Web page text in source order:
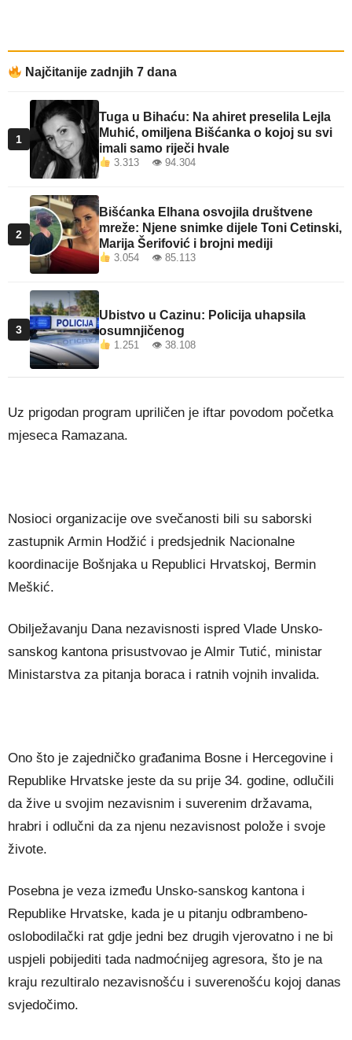
Najčitanije zadnjih 7 dana
1
Tuga u Bihaću: Na ahiret preselila Lejla
Muhić, omiljena Bišćanka o kojoj su svi
imali samo riječi hvale
3.313 👁 94.304
2
Bišćanka Elhana osvojila društvene
mreže: Njene snimke dijele Toni Cetinski,
Marija Šerifović i brojni mediji
3.054 👁 85.113
3
Ubistvo u Cazinu: Policija uhapsila
osumnjičenog
1.251 👁 38.108
Uz prigodan program upriličen je iftar povodom početka
mjeseca Ramazana.
Nosioci organizacije ove svečanosti bili su saborski
zastupnik Armin Hodžić i predsjednik Nacionalne
koordinacije Bošnjaka u Republici Hrvatskoj, Bermin
Meškić.
Obilježavanju Dana nezavisnosti ispred Vlade Unsko-
sanskog kantona prisustvovao je Almir Tutić, ministar
Ministarstva za pitanja boraca i ratnih vojnih invalida.
Ono što je zajedničko građanima Bosne i Hercegovine i
Republike Hrvatske jeste da su prije 34. godine, odlučili
da žive u svojim nezavisnim i suverenim državama,
hrabri i odlučni da za njenu nezavisnost polože i svoje
živote.
Posebna je veza između Unsko-sanskog kantona i
Republike Hrvatske, kada je u pitanju odbrambeno-
oslobodilački rat gdje jedni bez drugih vjerovatno i ne bi
uspjeli pobijediti tada nadmoćnijeg agresora, što je na
kraju rezultiralo nezavisnošću i suverenošću kojoj danas
svjedočimo.